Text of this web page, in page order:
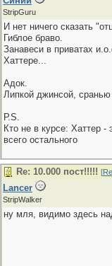
StripGuru
И нет ничего сказать
Гиблое браво.
Занавеси в приватах
Хаттере...
Адок.
Липкой джинсой,
Р.S.
Кто не в курсе: Хаттер
всего остального
Re: 10.000 пост!!!!! [
Lancer
StripWalker
ну мля, видимо здесь